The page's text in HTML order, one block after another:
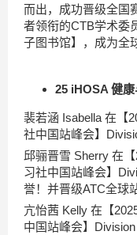
而出，成功晋级全国
者领衔的CTB学术委
子图书馆】，成为全
25 iHOSA 健
裴若涵 Isabella 在【
社中国站峰会】
邱骊晋雪 Sherry 在
习社中国站峰会】
誉！并晋级ATC全球
亢怡茜 Kelly 在【
中国站峰会】